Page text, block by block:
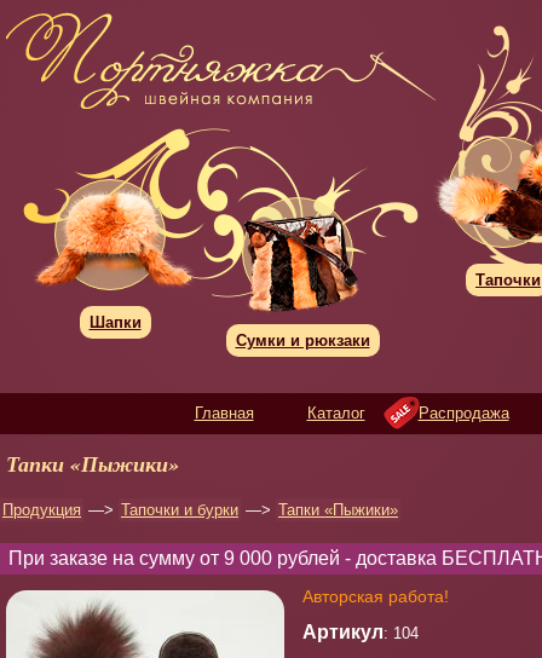
Шапки
Сумки и рюкзаки
Тапочки
Главная Каталог Распродажа
Тапки «Пыжики»
Продукция —> Тапочки и бурки —> Тапки «Пыжики»
При заказе на сумму от 9 000 рублей - доставка
Авторская работа!
Артикул: 104